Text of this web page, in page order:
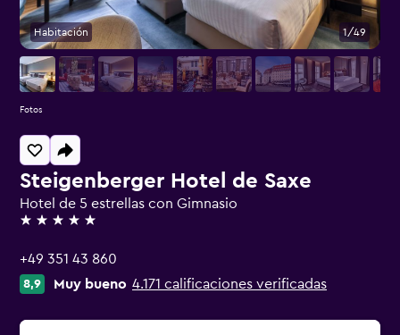
Steigenberger Hotel de Saxe
Hotel de 5 estrellas con Gimnasio
5 estrellas
+49 351 43 860
8,9 Muy bueno 4.171 calificaciones verificadas
Habitación 1/49
Fotos